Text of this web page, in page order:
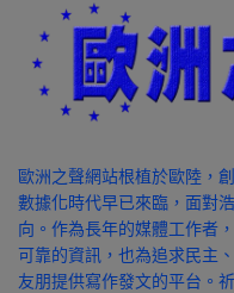
歐洲之聲網站根植於歐陸，
數據化時代早已來臨，面對
向。作為長年的媒體工作者
可靠的資訊，也為追求民主
友朋提供寫作發文的平台。